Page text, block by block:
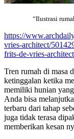
“Ilustrasi
https://
vries-architect/
frits-de-vries-
Tren rumah di masa
ketinggalan ketika
memiliki hunian
Anda bisa
terbaru dari tahap
juga tidak terasa
memberikan kesan